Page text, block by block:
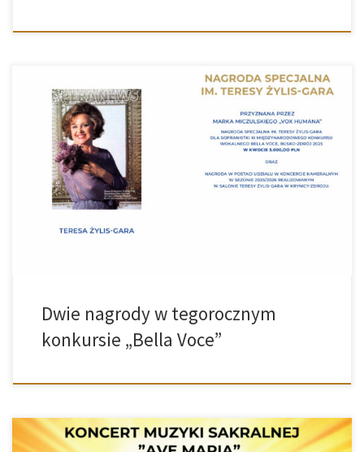
Z radością informujemy, że w tym roku podczas konkursu, „Bella
Voce” organizowanego w Busku‑Zdroju, przyznane zostaną dwie
nagrody! Nagrody Specjalne im. Teresy Żylis-Gara oraz Nagroda im.
Cläri Venzke To ukłon w stronę wszystkich utalentowanych
uczestników i dowód na to, jak ważny jest rozwój śpiewu i muzyki.
Dwie nagrody w tegorocznym
konkursie „Bella Voce”